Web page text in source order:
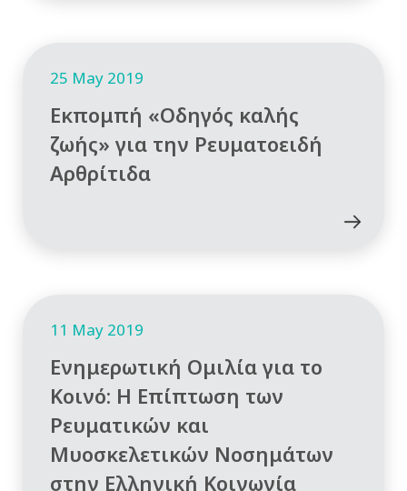
25 May 2019
Εκπομπή «Οδηγός καλής
ζωής» για την Ρευματοειδή
Αρθρίτιδα
11 May 2019
Ενημερωτική Ομιλία για το
Κοινό: Η Επίπτωση των
Ρευματικών και
Μυοσκελετικών Νοσημάτων
στην Ελληνική Κοινωνία